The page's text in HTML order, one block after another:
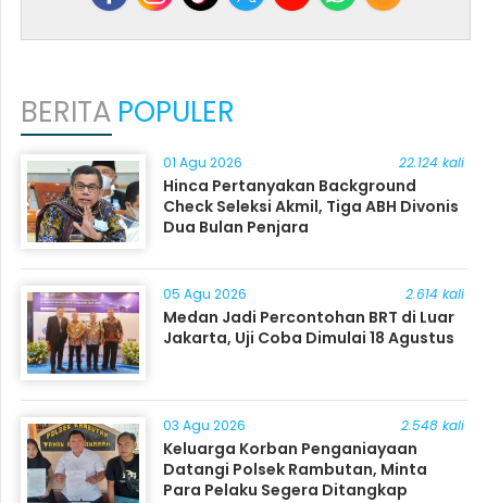
BERITA POPULER
01 Agu 2026 22.124 kali
Hinca Pertanyakan Background
Check Seleksi Akmil, Tiga ABH Divonis
Dua Bulan Penjara
05 Agu 2026 2.614 kali
Medan Jadi Percontohan BRT di Luar
Jakarta, Uji Coba Dimulai 18 Agustus
03 Agu 2026 2.548 kali
Keluarga Korban Penganiayaan
Datangi Polsek Rambutan, Minta
Para Pelaku Segera Ditangkap